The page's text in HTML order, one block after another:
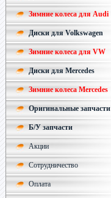
Зимние колеса для Audi
Диски для Volkswagen
Зимние колеса для VW
Диски для Mercedes
Зимние колеса Mercedes
Оригинальные запчасти
Б/У запчасти
Акции
Сотрудничество
Оплата